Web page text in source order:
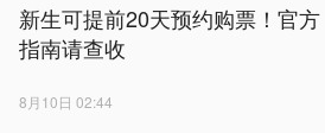
新生可提前20天预约购票！官方
指南请查收
8月10日 02:44